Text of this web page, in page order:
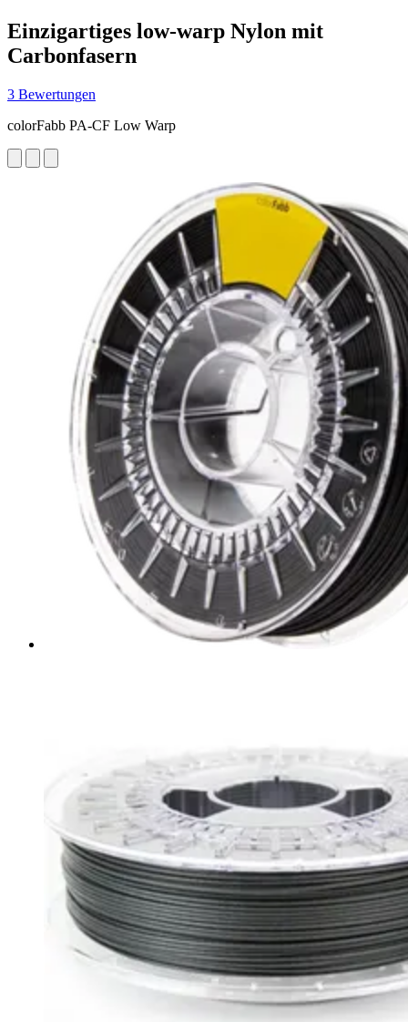
Einzigartiges low-warp Nylon mit
Carbonfasern
3 Bewertungen
colorFabb PA-CF Low Warp